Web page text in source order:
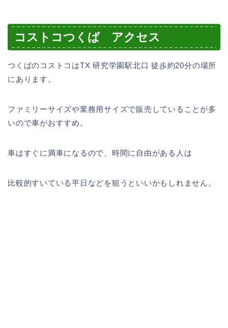
コストコつくば アクセス
つくばのコストコはTX 研究学園駅北口 徒歩約20分の場所
にあります。
ファミリーサイズや業務用サイズで販売していることが多
いので車がおすすめ。
車はすぐに満車になるので、時間に自由がある人は
比較的すいている平日などを狙うといいかもしれません。